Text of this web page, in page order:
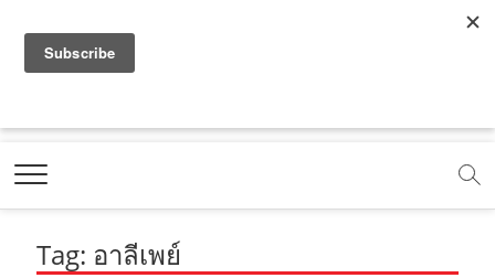
a
e
b
o
o
o
t
b
e
.
o
e
m
e
t
g
r
t
k
Marketing Oops!
DIGITAL | CREATIVE | ADVERTISING | CAMPAIGN |
Tag: อาลีเพย์